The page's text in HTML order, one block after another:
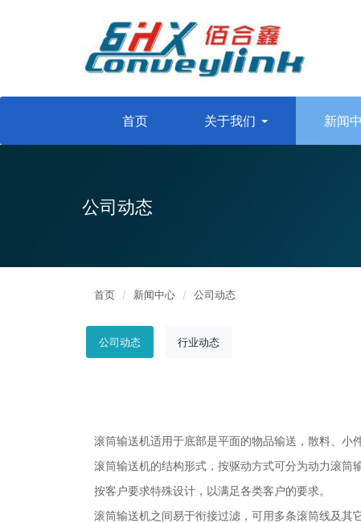
首页 关于我们 新闻
公司动态
首页 新闻中心 公司动态
公司动态 行业动态
滚筒输送机适用于底部是平面的物品输送，散料、小
滚筒输送机的结构形式，按驱动方式可分为动力滚筒
按客户要求特殊设计，以满足各类客户的要求。
滚筒输送机之间易于衔接过滤，可用多条滚筒线及